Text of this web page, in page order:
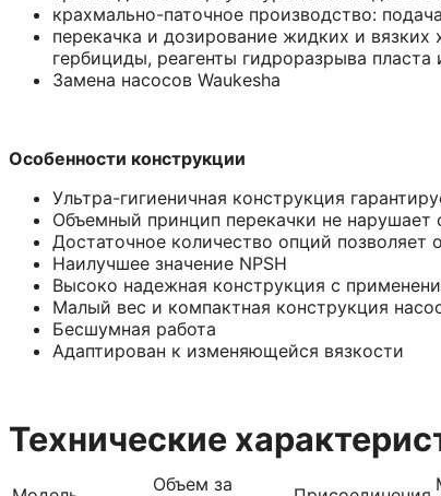
крахмально-паточное производство:
перекачка и дозирование жидких и
гербициды, реагенты гидроразрыва пласта
Замена насосoв Waukesha
Особенности конструкции
Ультра-гигиеничная конструкция
Объемный принцип перекачки не нарушает
Достаточное количество опций
Наилучшее значение NPSH
Высоко надежная конструкция c
Малый вес и компактная конструкция
Бесшумная работа
Адаптирован к изменяющейся вязкости
Технические
Объем за